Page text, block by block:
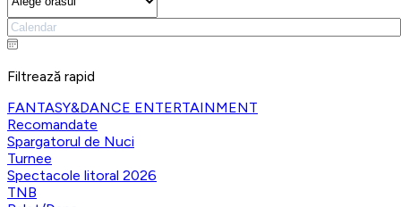
Filtrează rapid
FANTASY&DANCE ENTERTAINMENT
Recomandate
Spargatorul de Nuci
Turnee
Spectacole litoral 2026
TNB